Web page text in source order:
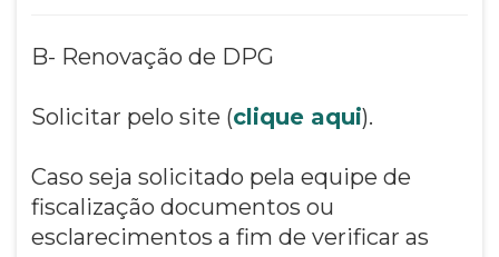
B- Renovação de DPG
Solicitar pelo site (clique aqui).
Caso seja solicitado pela equipe de
fiscalização documentos ou
esclarecimentos a fim de verificar as